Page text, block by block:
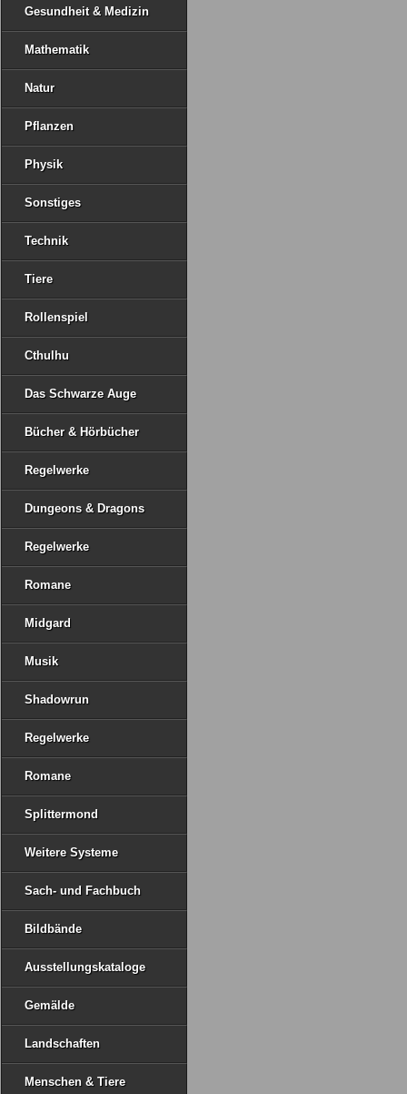
Gesundheit & Medizin
Mathematik
Natur
Pflanzen
Physik
Sonstiges
Technik
Tiere
Rollenspiel
Cthulhu
Das Schwarze Auge
Bücher & Hörbücher
Regelwerke
Dungeons & Dragons
Regelwerke
Romane
Midgard
Musik
Shadowrun
Regelwerke
Romane
Splittermond
Weitere Systeme
Sach- und Fachbuch
Bildbände
Ausstellungskataloge
Gemälde
Landschaften
Menschen & Tiere